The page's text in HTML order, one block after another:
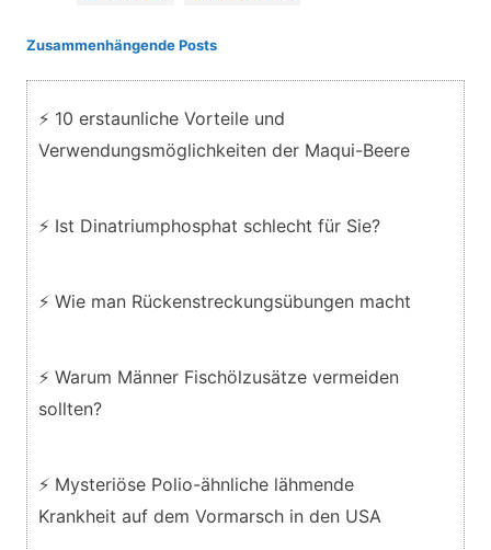
Zusammenhängende Posts
⚡ 10 erstaunliche Vorteile und
Verwendungsmöglichkeiten der Maqui-Beere
⚡ Ist Dinatriumphosphat schlecht für Sie?
⚡ Wie man Rückenstreckungsübungen macht
⚡ Warum Männer Fischölzusätze vermeiden
sollten?
⚡ Mysteriöse Polio-ähnliche lähmende
Krankheit auf dem Vormarsch in den USA